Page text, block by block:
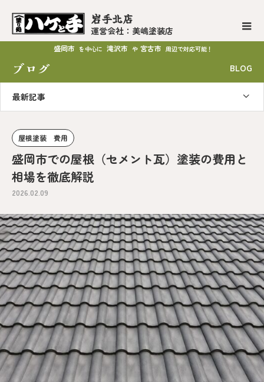
岩手北店
運営会社：美嶋塗装店
盛岡市 を中心に 滝沢市 や 宮古市 周辺で対応可能！
ブログ BLOG
最新記事
屋根塗装 費用
盛岡市での屋根（セメント瓦）塗装の費用と
相場を徹底解説
2026.02.09